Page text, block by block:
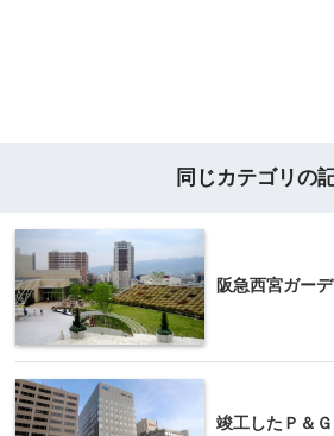
同じカテゴリの
阪急西宮ガー
竣工したＰ＆